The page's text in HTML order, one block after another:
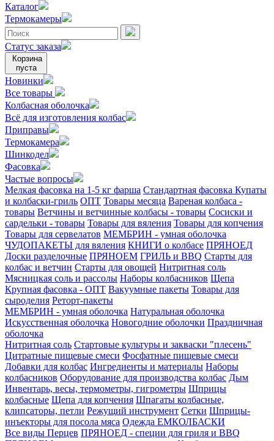
Каталог
Термокамеры
Статус заказа
Корзина
пуста
Новинки
Все товары
Колбасная оболочка
Всё для изготовления колбас
Приправы
Термокамера
Шинкодел
Фасовка
Частые вопросы
Мелкая фасовка на 1-5 кг фарша Стандартная фасовка Купаты
и колбаски-гриль ОПТ Товары месяца Вареная колбаса -
товары Ветчины и ветчинные колбасы - товары Сосиски и
сардельки - товары Товары для вяления Товары для копчения
Товары для сервелатов МЕМБРИН - умная оболочка
ЧУДОПАКЕТЫ для вяления КНИГИ о колбасе ПРЯНОЕД
Доски разделочные ПРЯНОЕМ ГРИЛЬ и BBQ Старты для
колбас и ветчин Старты для овощей Нитритная соль
Мясницкая соль и рассолы Наборы колбасников Щепа
Крупная фасовка - ОПТ Вакуумные пакеты Товары для
сыроделия Реторт-пакеты
МЕМБРИН - умная оболочка Натуральная оболочка
Искусственная оболочка Новогодние оболочки Праздничная
оболочка
Нитритная соль Стартовые культуры и закваски "плесень"
Цитратные пищевые смеси Фосфатные пищевые смеси
Добавки для колбас Ингредиенты и материалы Наборы
колбасников Оборудование для производства колбас Дым
Инвентарь, весы, термометры, гигрометры Шприцы
колбасные Щепа для копчения Шпагаты колбасные,
клипсаторы, петли Режущий инструмент Сетки Шприцы-
инъекторы для посола мяса Одежда ЕМКОЛБАСКИ
Все виды Перцев ПРЯНОЕД - специи для гриля и BBQ